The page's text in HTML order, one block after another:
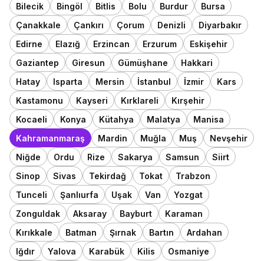
Bilecik
Bingöl Bitlis Bolu Burdur
Bursa
Çanakkale
Çankırı Çorum Denizli
Diyarbakır
Edirne
Elazığ Erzincan Erzurum
Eskişehir
Gaziantep
Giresun Gümüşhane
Hakkari
Hatay
Isparta Mersin İstanbul İzmir
Kars
Kastamonu
Kayseri Kırklareli
Kırşehir
Kocaeli
Konya Kütahya Malatya
Manisa
Kahramanmaraş
Mardin Muğla Muş
Nevşehir
Niğde
Ordu Rize Sakarya Samsun
Siirt
Sinop
Sivas Tekirdağ Tokat
Trabzon
Tunceli
Şanlıurfa Uşak Van
Yozgat
Zonguldak
Aksaray Bayburt
Karaman
Kırıkkale
Batman Şırnak Bartın
Ardahan
Iğdır
Yalova Karabük Kilis
Osmaniye